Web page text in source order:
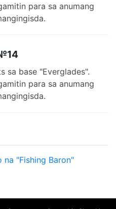
para sa anumang
sa base "Everglades".
para sa anumang
na "Fishing Baron"